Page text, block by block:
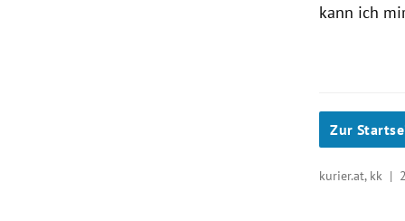
kann ich
Zur
kurier.at, kk |